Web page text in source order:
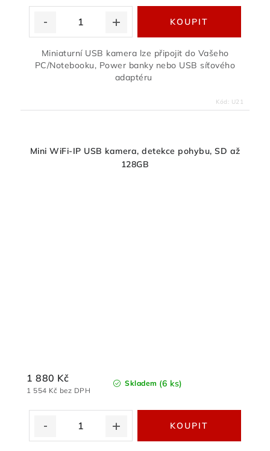
Miniaturní USB kamera lze připojit do Vašeho
PC/Notebooku, Power banky nebo USB síťového
adaptéru
Kód: U21
Mini WiFi-IP USB kamera, detekce pohybu, SD až
128GB
Skladem (6 ks)
1 554 Kč bez DPH
1 880 Kč